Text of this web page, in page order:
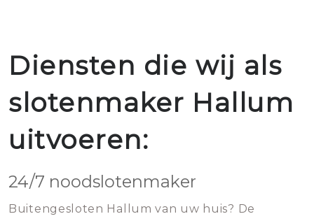
Diensten die wij als
slotenmaker Hallum
uitvoeren:
24/7 noodslotenmaker
Buitengesloten Hallum van uw huis? De